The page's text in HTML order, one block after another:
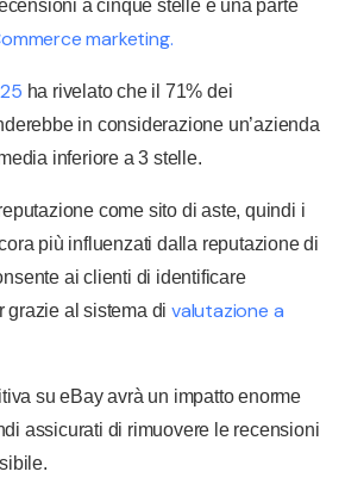
a cinque stelle è una parte
marketing.
ha rivelato che il 71% dei
in considerazione un’azienda
inferiore a 3 stelle.
come sito di aste, quindi i
più influenzati dalla reputazione di
ai clienti di identificare
grazie al sistema di valutazione a
su eBay avrà un impatto enorme
assicurati di rimuovere le recensioni